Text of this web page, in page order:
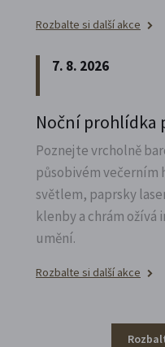
Rozbalte si další akce
7. 8. 2026
Noční prohlídka
Poznejte vrcholně
působivém večerním
světlem, paprsky
klenby a chrám ožívá
umění.
Rozbalte si další akce